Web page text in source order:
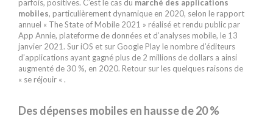
parfois, positives. C’est le cas du marché des applications
mobiles, particulièrement dynamique en 2020, selon le rapport
annuel « The State of Mobile 2021 » réalisé et rendu public par
App Annie, plateforme de données et d’analyses mobile, le 13
janvier 2021. Sur iOS et sur Google Play le nombre d’éditeurs
d’applications ayant gagné plus de 2 millions de dollars a ainsi
augmenté de 30 %, en 2020. Retour sur les quelques raisons de
« se réjouir « .
Des dépenses mobiles en hausse de 20 %